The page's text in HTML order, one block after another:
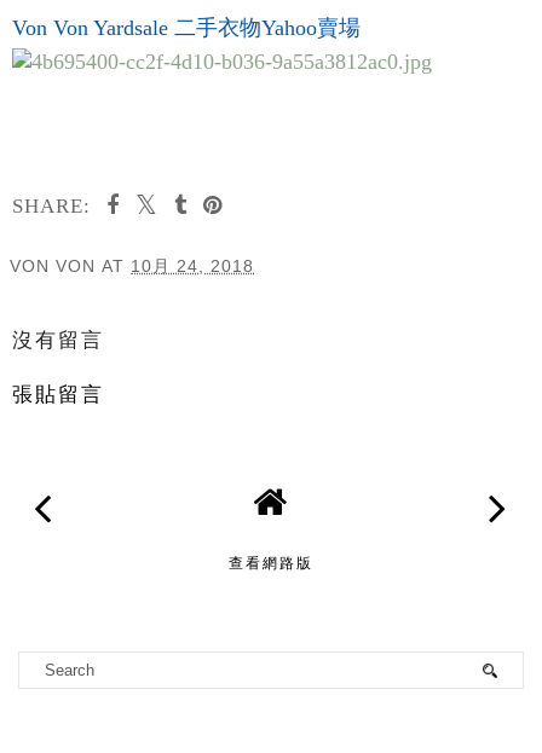
Von Von Yardsale 二手衣物Yahoo賣場
SHARE:
VON VON AT 10月 24, 2018
沒有留言
張貼留言
查看網路版